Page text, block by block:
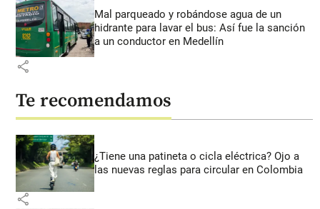
Mal parqueado y robándose agua de un
hidrante para lavar el bus: Así fue la sanción
a un conductor en Medellín
share
Te recomendamos
¿Tiene una patineta o cicla eléctrica? Ojo a
las nuevas reglas para circular en Colombia
share